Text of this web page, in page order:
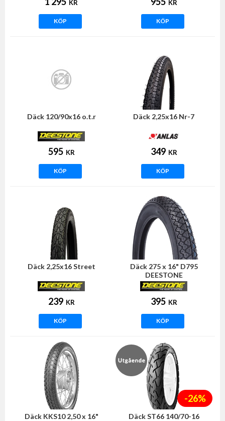
KR
KÖP
KR
KÖP
Däck 120/90x16 o.t.r
595 KR
KÖP
Däck 2,25x16 Nr-7
349 KR
KÖP
Däck 2,25x16 Street
239 KR
KÖP
Däck 275 x 16" D795
DEESTONE
395 KR
KÖP
Däck KKS10 2,50 x 16"
-26%
Däck ST66 140/70-16